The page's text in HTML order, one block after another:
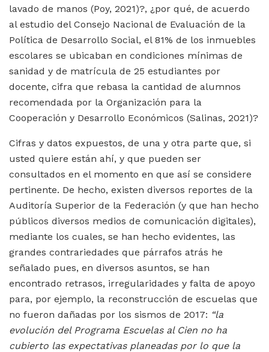
lavado de manos (Poy, 2021)?, ¿por qué, de acuerdo
al estudio del Consejo Nacional de Evaluación de la
Política de Desarrollo Social, el 81% de los inmuebles
escolares se ubicaban en condiciones mínimas de
sanidad y de matrícula de 25 estudiantes por
docente, cifra que rebasa la cantidad de alumnos
recomendada por la Organización para la
Cooperación y Desarrollo Económicos (Salinas, 2021)?
Cifras y datos expuestos, de una y otra parte que, si
usted quiere están ahí, y que pueden ser
consultados en el momento en que así se considere
pertinente. De hecho, existen diversos reportes de la
Auditoría Superior de la Federación (y que han hecho
públicos diversos medios de comunicación digitales),
mediante los cuales, se han hecho evidentes, las
grandes contrariedades que párrafos atrás he
señalado pues, en diversos asuntos, se han
encontrado retrasos, irregularidades y falta de apoyo
para, por ejemplo, la reconstrucción de escuelas que
no fueron dañadas por los sismos de 2017: “la
evolución del Programa Escuelas al Cien no ha
cubierto las expectativas planeadas por lo que la